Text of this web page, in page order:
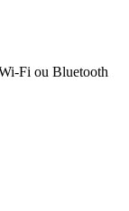
Fi ou Bluetooth